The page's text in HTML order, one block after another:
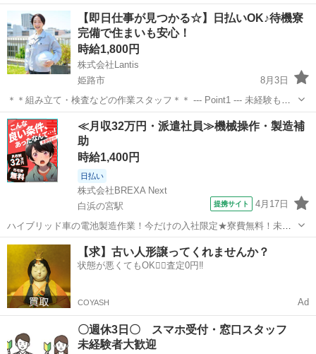
①時給単価が大幅アップ⤴️ 1,200円→1,700円 1,500円→2,150円 など
大幅に上がってます‼️ ②日払い、週払い...
兵庫 姫路市 姫路駅 工場 個室
【即日仕事が見つかる☆】日払いOK♪待機寮
完備で住まいも安心！
時給1,800円
株式会社Lantis
姫路市
8月3日
＊＊組み立て・検査などの作業スタッフ＊＊ --- Point1 --- 未経験も就
業OK！ 工場未経験でもご安心ください！！ 先輩スタッフがイチから
丁寧にサポート！ 未経験からスタートした方も多数活躍しています
☆...
兵庫 姫路市 工場 スタッフ
≪月収32万円・派遣社員≫機械操作・製造補
助
時給1,400円
日払い
株式会社BREXA Next
白浜の宮駅
提携サイト 4月17日
ハイブリッド車の電池製造作業！今だけの入社限定★寮費無料！未経
験活躍中★20～50代の男性活躍中！安定企業で長期で働きたい方オス
スメ！年間休日130日！正社員登用制度あり！マイカー通勤OK！ワン
ルーム寮完備！《兵庫県姫路市》...
兵庫 姫路市 白浜の宮駅 その他
【求】古い人形譲ってくれませんか？
状態が悪くてもOK🙆‍♀️査定0円‼️
COYASH Ad
〇週休3日〇 スマホ受付・窓口スタッフ
未経験者大歓迎